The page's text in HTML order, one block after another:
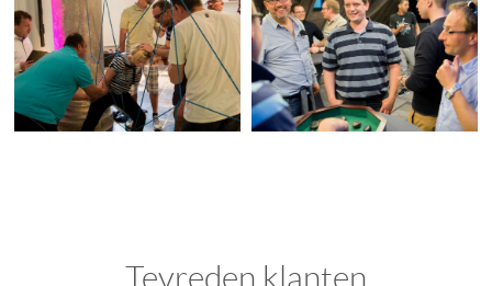
Tevreden klanten